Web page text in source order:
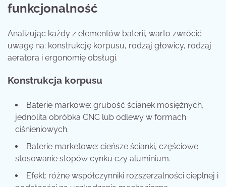
funkcjonalność
Analizując każdy z elementów baterii, warto zwrócić
uwagę na: konstrukcję korpusu, rodzaj głowicy, rodzaj
aeratora i ergonomię obsługi.
Konstrukcja korpusu
Baterie markowe: grubość ścianek mosiężnych,
jednolita obróbka CNC lub odlewy w formach
ciśnieniowych.
Baterie marketowe: cieńsze ścianki, częściowe
stosowanie stopów cynku czy aluminium.
Efekt: różne współczynniki rozszerzalności cieplnej i